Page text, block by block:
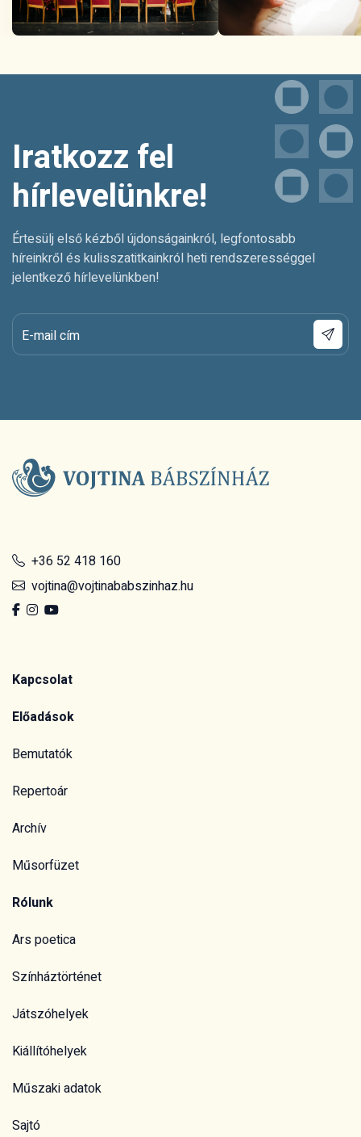
Iratkozz fel
hírlevelünkre!
Értesülj első kézből újdonságainkról, legfontosabb
híreinkről és kulisszatitkainkról heti rendszerességgel
jelentkező hírlevelünkben!
E-mail cím
+36 52 418 160
vojtina@vojtinababszinhaz.hu
Kapcsolat
Előadások
Bemutatók
Repertoár
Archív
Műsorfüzet
Rólunk
Ars poetica
Színháztörténet
Játszóhelyek
Kiállítóhelyek
Műszaki adatok
Sajtó